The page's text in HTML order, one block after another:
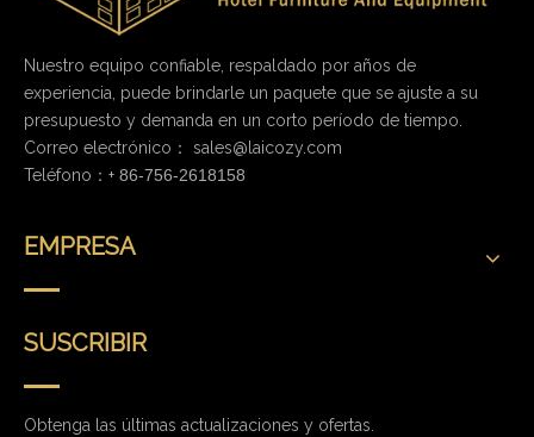
Nuestro equipo confiable, respaldado por años de
experiencia, puede brindarle un paquete que se ajuste a su
presupuesto y demanda en un corto período de tiempo.
Correo electrónico： sales@laicozy.com
Teléfono：+ 86-756-2618158
EMPRESA
SUSCRIBIR
Obtenga las últimas actualizaciones y ofertas.